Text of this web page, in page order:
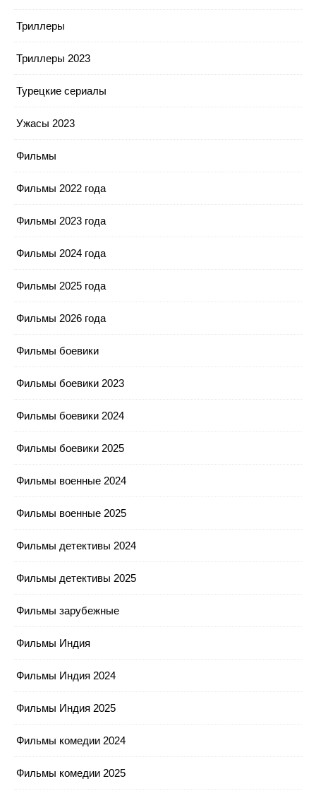
Триллеры
Триллеры 2023
Турецкие сериалы
Ужасы 2023
Фильмы
Фильмы 2022 года
Фильмы 2023 года
Фильмы 2024 года
Фильмы 2025 года
Фильмы 2026 года
Фильмы боевики
Фильмы боевики 2023
Фильмы боевики 2024
Фильмы боевики 2025
Фильмы военные 2024
Фильмы военные 2025
Фильмы детективы 2024
Фильмы детективы 2025
Фильмы зарубежные
Фильмы Индия
Фильмы Индия 2024
Фильмы Индия 2025
Фильмы комедии 2024
Фильмы комедии 2025